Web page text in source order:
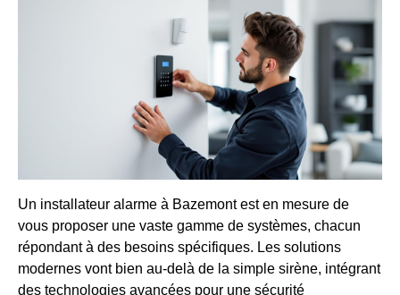
Un installateur alarme à Bazemont est en mesure de
vous proposer une vaste gamme de systèmes, chacun
répondant à des besoins spécifiques. Les solutions
modernes vont bien au-delà de la simple sirène, intégrant
des technologies avancées pour une sécurité